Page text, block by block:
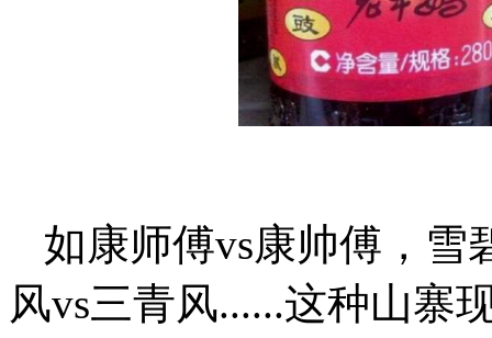
如康师傅vs康帅傅，雪
风vs三青风......这种山寨